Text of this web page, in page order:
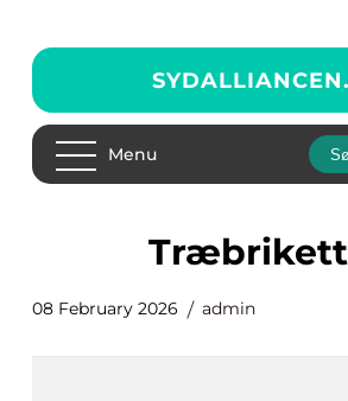
SYDALLIANCEN.
Menu
08 February 2026 admin